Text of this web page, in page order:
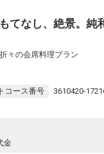
てなし、絶景。純
々の会席料理プラン
コース番号 3610420-
金